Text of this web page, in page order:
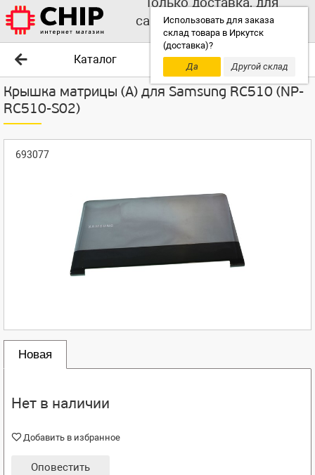
Использовать для заказа
склад товара в Иркутск
(доставка)?
Да
Другой склад
самовывоза выбирайте
другой склад!
Каталог
Крышка матрицы (A) для Samsung RC510 (NP-
RC510-S02)
693077
Новая
Нет в наличии
Добавить в избранное
Оповестить